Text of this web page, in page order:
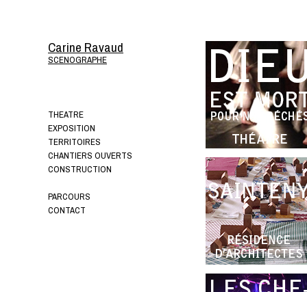
Carine Ravaud
THEATRE
EXPOSITION
TERRITOIRES
CHANTIERS OUVERTS
CONSTRUCTION
PARCOURS
CONTACT
SCENOGRAPHE